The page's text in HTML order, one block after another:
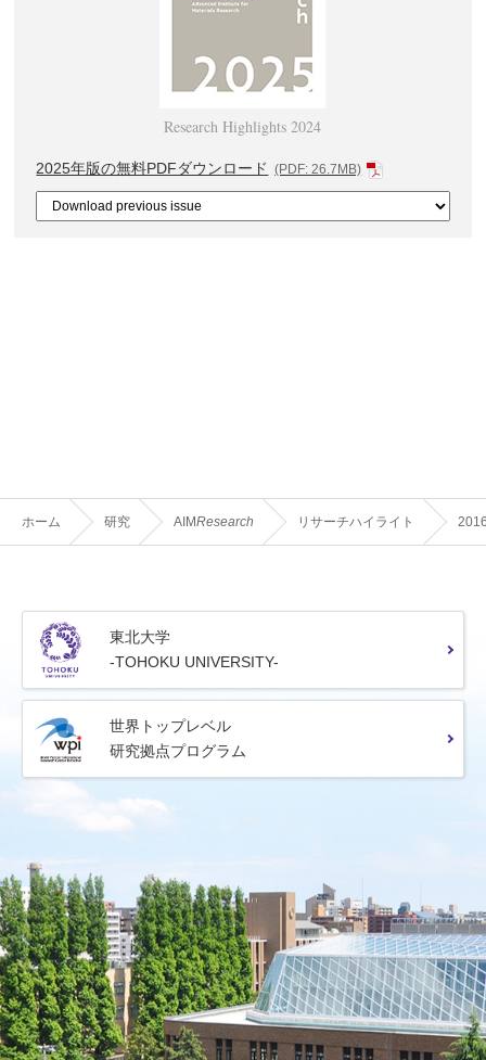
Research Highlights 2024
2025年版の無料PDFダウンロード (PDF: 26.7MB)
ホーム 研究 AIMResearch リサーチハイライト
東北大学
-TOHOKU UNIVERSITY-
世界トップレベル
研究拠点プログラム